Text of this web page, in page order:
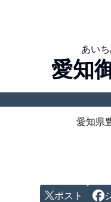
あい
愛知
愛知県
ポスト